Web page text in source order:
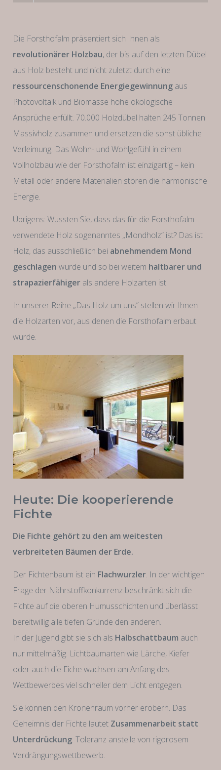
Die Forsthofalm präsentiert sich Ihnen als
revolutionärer Holzbau, der bis auf den letzten Dübel
aus Holz besteht und nicht zuletzt durch eine
ressourcenschonende Energiegewinnung aus
Photovoltaik und Biomasse hohe ökologische
Ansprüche erfüllt. 70.000 Holzdübel halten 245 Tonnen
Massivholz zusammen und ersetzen die sonst übliche
Verleimung. Das Wohn- und Wohlgefühl in einem
Vollholzbau wie der Forsthofalm ist einzigartig – kein
Metall oder andere Materialien stören die harmonische
Energie.
Übrigens: Wussten Sie, dass das für die Forsthofalm
verwendete Holz sogenanntes „Mondholz“ ist? Das ist
Holz, das ausschließlich bei abnehmendem Mond
geschlagen wurde und so bei weitem haltbarer und
strapazierfähiger als andere Holzarten ist.
In unserer Reihe „Das Holz um uns“ stellen wir Ihnen
die Holzarten vor, aus denen die Forsthofalm erbaut
wurde.
Heute: Die kooperierende
Fichte
Die Fichte gehört zu den am weitesten
verbreiteten Bäumen der Erde.
Der Fichtenbaum ist ein Flachwurzler. In der wichtigen
Frage der Nährstoffkonkurrenz beschränkt sich die
Fichte auf die oberen Humusschichten und überlässt
bereitwillig alle tiefen Gründe den anderen.
In der Jugend gibt sie sich als Halbschattbaum auch
nur mittelmäßig. Lichtbaumarten wie Lärche, Kiefer
oder auch die Eiche wachsen am Anfang des
Wettbewerbes viel schneller dem Licht entgegen.
Sie können den Kronenraum vorher erobern. Das
Geheimnis der Fichte lautet Zusammenarbeit statt
Unterdrückung. Toleranz anstelle von rigorosem
Verdrängungswettbewerb.